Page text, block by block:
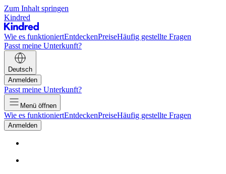
Zum Inhalt springen
Kindred
Wie es funktioniertEntdeckenPreiseHäufig gestellte Fragen
Passt meine Unterkunft?
Deutsch
Anmelden
Passt meine Unterkunft?
Menü öffnen
Wie es funktioniertEntdeckenPreiseHäufig gestellte Fragen
Anmelden